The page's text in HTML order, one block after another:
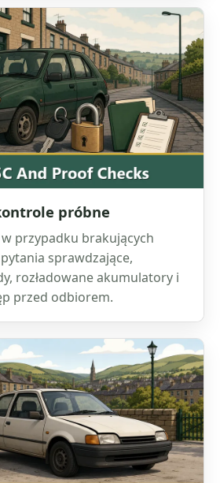
próbne
przypadku brakujących
sprawdzające,
rozładowane akumulatory i
przed odbiorem.